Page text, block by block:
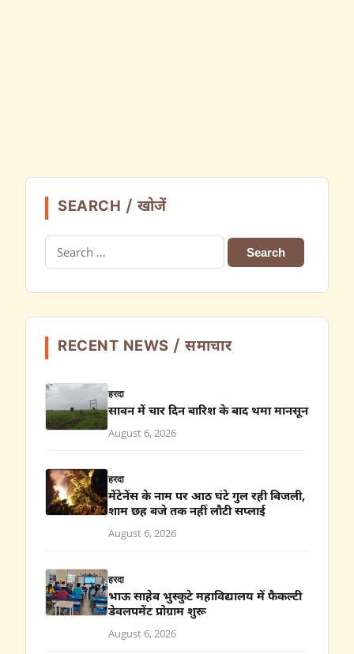
SEARCH / खोजें
for:
RECENT NEWS / समाचार
हरदा
सावन में चार दिन बारिश के बाद थमा मानसून
August 6, 2026
हरदा
मेंटेनेंस के नाम पर आठ घंटे गुल रही बिजली,
शाम छह बजे तक नहीं लौटी सप्लाई
August 6, 2026
हरदा
भाऊ साहेब भुस्कुटे महाविद्यालय में फैकल्टी
डेवलपमेंट प्रोग्राम शुरू
August 6, 2026